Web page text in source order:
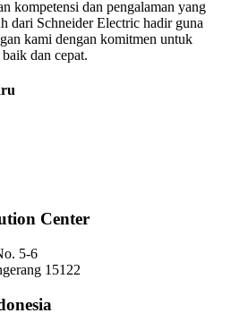
kompetensi dan pengalaman yang
dari Schneider Electric hadir guna
kami dengan komitmen untuk
dan cepat.
Center
5-6
15122